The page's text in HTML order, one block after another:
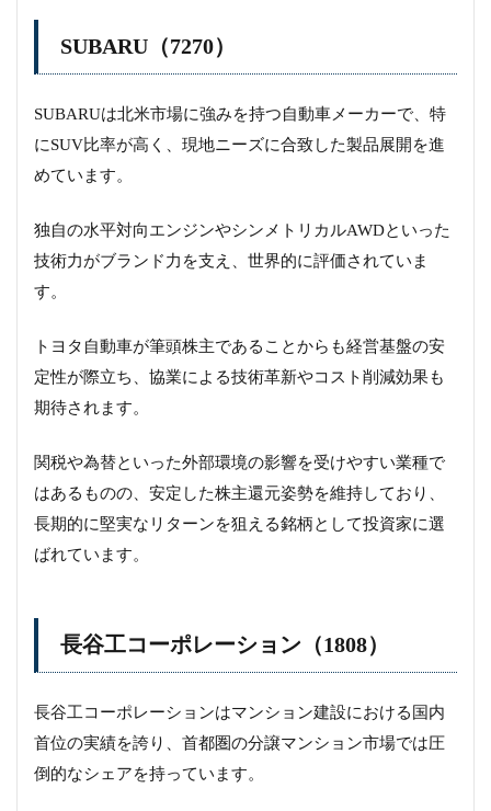
SUBARU（7270）
SUBARUは北米市場に強みを持つ自動車メーカーで、特
にSUV比率が高く、現地ニーズに合致した製品展開を進
めています。
独自の水平対向エンジンやシンメトリカルAWDといった
技術力がブランド力を支え、世界的に評価されていま
す。
トヨタ自動車が筆頭株主であることからも経営基盤の安
定性が際立ち、協業による技術革新やコスト削減効果も
期待されます。
関税や為替といった外部環境の影響を受けやすい業種で
はあるものの、安定した株主還元姿勢を維持しており、
長期的に堅実なリターンを狙える銘柄として投資家に選
ばれています。
長谷工コーポレーション（1808）
長谷工コーポレーションはマンション建設における国内
首位の実績を誇り、首都圏の分譲マンション市場では圧
倒的なシェアを持っています。